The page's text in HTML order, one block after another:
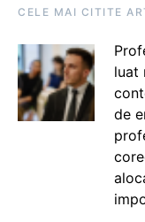
CELE MAI CITITE
luat
de